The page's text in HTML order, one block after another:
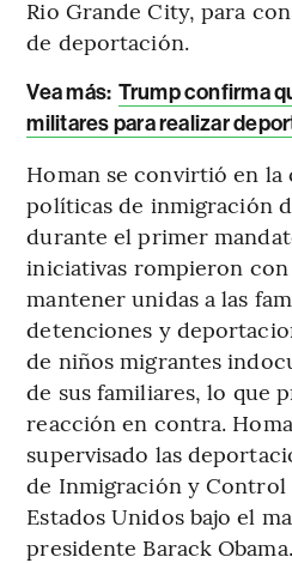
Rio Grande City, para
de deportación.
Vea más: Trump confirma
militares para realizar
Homan se convirtió en la
políticas de inmigración
durante el primer
iniciativas rompieron
mantener unidas a las
detenciones y
de niños migrantes
de sus familiares, lo que
reacción en contra.
supervisado las
de Inmigración y Control
Estados Unidos bajo el
presidente Barack Obama.